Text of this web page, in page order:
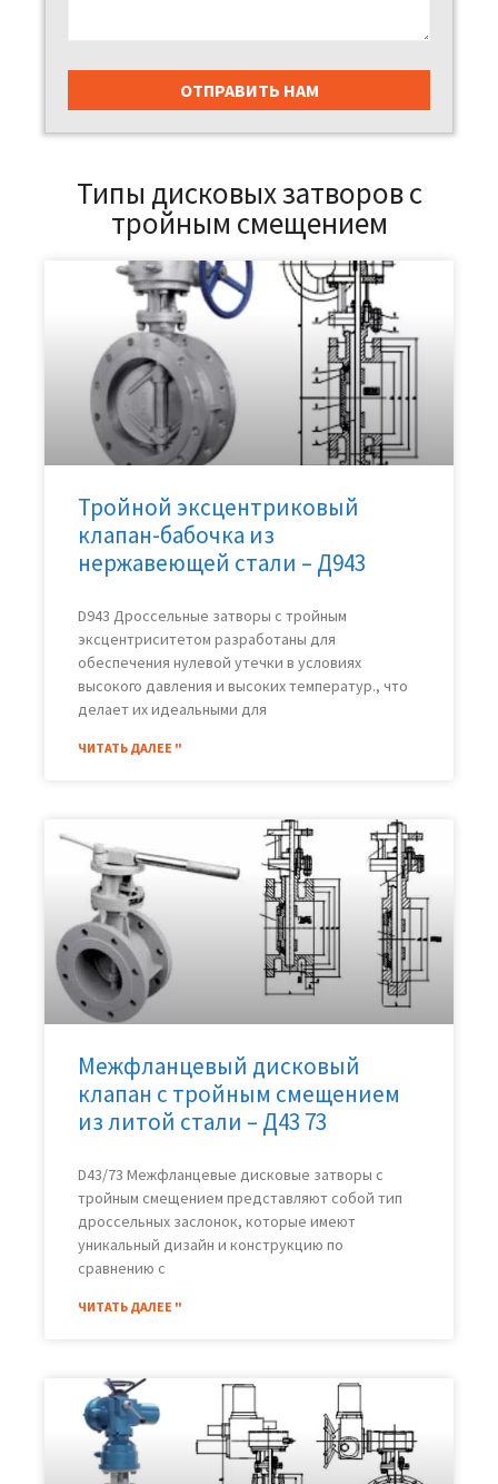
Типы дисковых затворов с
тройным смещением
Тройной эксцентриковый
клапан-бабочка из
нержавеющей стали – Д943
D943 Дроссельные затворы с тройным
эксцентриситетом разработаны для
обеспечения нулевой утечки в условиях
высокого давления и высоких температур., что
делает их идеальными для
ЧИТАТЬ ДАЛЕЕ "
Межфланцевый дисковый
клапан с тройным смещением
из литой стали – Д43 73
D43/73 Межфланцевые дисковые затворы с
тройным смещением представляют собой тип
дроссельных заслонок, которые имеют
уникальный дизайн и конструкцию по
сравнению с
ЧИТАТЬ ДАЛЕЕ "